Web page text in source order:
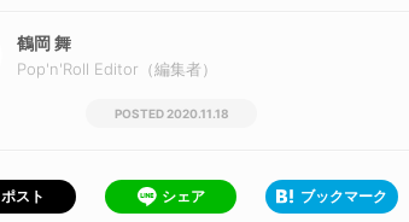
鶴岡 舞
Pop'n'Roll Editor（編集者）
2020.11.18
ポスト シェア ブックマーク